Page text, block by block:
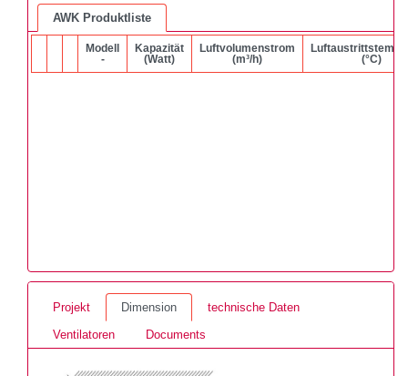
AWK Produktliste
Modell
-
Kapazität
(Watt)
Luftvolumenstrom
(m³/h)
(°C)
Projekt Dimension
technische Daten
Ventilatoren
Documents